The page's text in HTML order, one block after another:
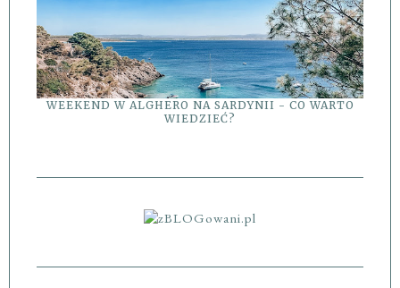
WEEKEND W ALGHERO NA SARDYNII - CO WARTO
WIEDZIEĆ?